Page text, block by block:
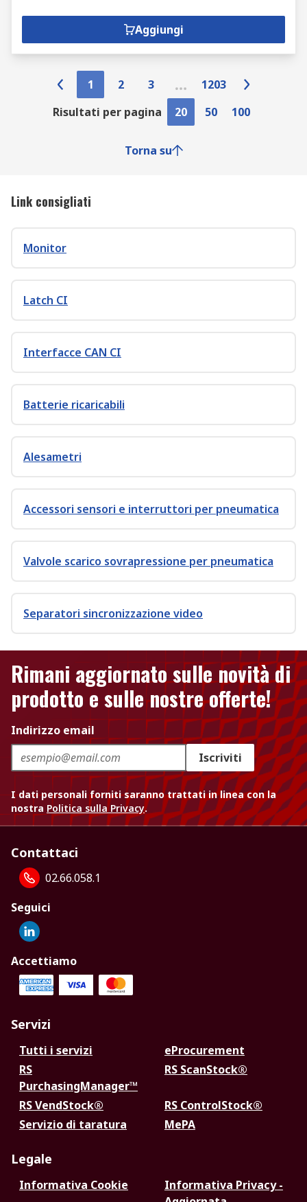
Aggiungi
1 2 3
1203
Risultati per pagina
20 50 100
Torna su
Link consigliati
Monitor
Latch CI
Interfacce CAN CI
Batterie ricaricabili
Alesametri
Accessori sensori e interruttori per pneumatica
Valvole scarico sovrapressione per pneumatica
Separatori sincronizzazione video
Rimani aggiornato sulle novità di
prodotto e sulle nostre offerte!
Indirizzo email
Iscriviti
I dati personali forniti saranno trattati in linea con la
nostra Politica sulla Privacy.
Contattaci
02.66.058.1
Seguici
Accettiamo
Servizi
Tutti i servizi
eProcurement
RS
PurchasingManager™
RS ScanStock®
RS VendStock®
RS ControlStock®
Servizio di taratura
MePA
Legale
Informativa Cookie
Informativa Privacy -